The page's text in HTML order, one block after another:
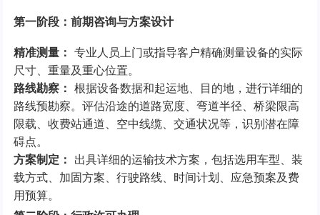
第一阶段：前期咨询与方案设计
精准测量： 专业人员上门或指导客户精确测量设备的实际
尺寸、重量及重心位置。
路线勘察： 根据设备数据和起运地、目的地，进行详细的
路线预勘察。评估沿途的道路宽度、弯道半径、桥梁限高
限载、收费站通道、空中线缆、交通状况等，识别潜在障
碍点。
方案制定： 出具详细的运输技术方案，包括选用车型、装
载方式、加固方案、行驶路线、时间计划、应急预案及费
用预算。